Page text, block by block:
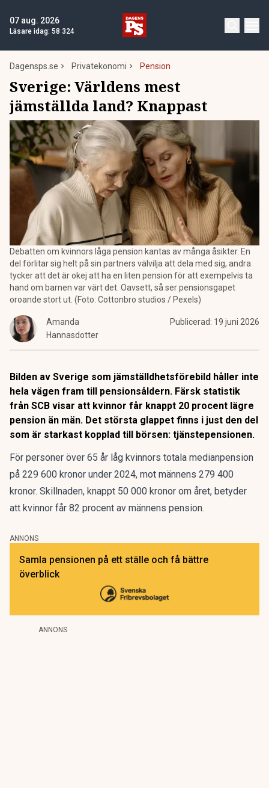
07 aug. 2026
Läsare idag: 58 324
Dagensps.se Privatekonomi Pension
Sverige: Världens mest
jämställda land? Knappast
Debatten om kvinnors låga pension kantas av många åsikter. En
del förlitar sig helt på sin partners välvilja att dela med sig, andra
tycker att det är okej att ha en liten pension för att exempelvis ta
hand om barnen var värt det. Oavsett, så ser pensionsgapet
oroande stort ut. (Foto: Cottonbro studios / Pexels)
Amanda
Hannasdotter
Publicerad: 19 juni 2026
Bilden av Sverige som jämställdhetsförebild håller inte
hela vägen fram till pensionsåldern. Färsk statistik
från SCB visar att kvinnor får knappt 20 procent lägre
pension än män. Det största glappet finns i just den del
som är starkast kopplad till börsen: tjänstepensionen.
För personer över 65 år låg kvinnors totala medianpension
på 229 600 kronor under 2024, mot männens 279 400
kronor. Skillnaden, knappt 50 000 kronor om året, betyder
att kvinnor får 82 procent av männens pension.
ANNONS
Samla pensionen på ett ställe och få bättre
överblick
ANNONS